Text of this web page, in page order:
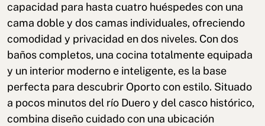
capacidad para hasta cuatro huéspedes con una
cama doble y dos camas individuales, ofreciendo
comodidad y privacidad en dos niveles. Con dos
baños completos, una cocina totalmente equipada
y un interior moderno e inteligente, es la base
perfecta para descubrir Oporto con estilo. Situado
a pocos minutos del río Duero y del casco histórico,
combina diseño cuidado con una ubicación